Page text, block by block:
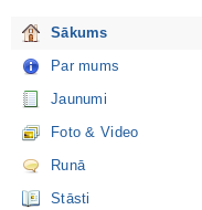
Sākums
Par mums
Jaunumi
Foto & Video
Runā
Stāsti